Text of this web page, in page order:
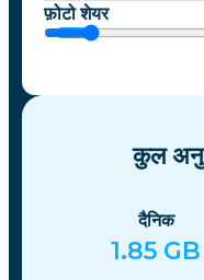
फ़ोटो शेयर
कुल
दैनिक
1.85 GB